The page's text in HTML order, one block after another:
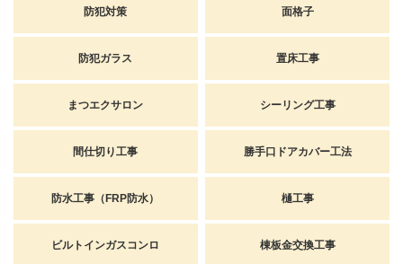
防犯対策 面格子
防犯ガラス 置床工事
まつエクサロン シーリング工事
間仕切り工事 勝手口ドアカバー工法
防水工事（FRP防水） 樋工事
ビルトインガスコンロ 棟板金交換工事